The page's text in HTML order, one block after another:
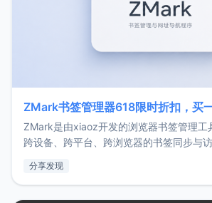
ZMark书签管理器618限时折扣，买
ZMark是由xiaoz开发的浏览器书签管理工
跨设备、跨平台、跨浏览器的书签同步与
用，让管理更高效。ZMark官网地址：
分享发现